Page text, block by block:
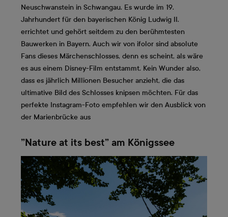
Neuschwanstein in Schwangau. Es wurde im 19.
Jahrhundert für den bayerischen König Ludwig II.
errichtet und gehört seitdem zu den berühmtesten
Bauwerken in Bayern. Auch wir von ifolor sind absolute
Fans dieses Märchenschlosses, denn es scheint, als wäre
es aus einem Disney-Film entstammt. Kein Wunder also,
dass es jährlich Millionen Besucher anzieht, die das
ultimative Bild des Schlosses knipsen möchten. Für das
perfekte Instagram-Foto empfehlen wir den Ausblick von
der Marienbrücke aus
”Nature at its best” am Königssee